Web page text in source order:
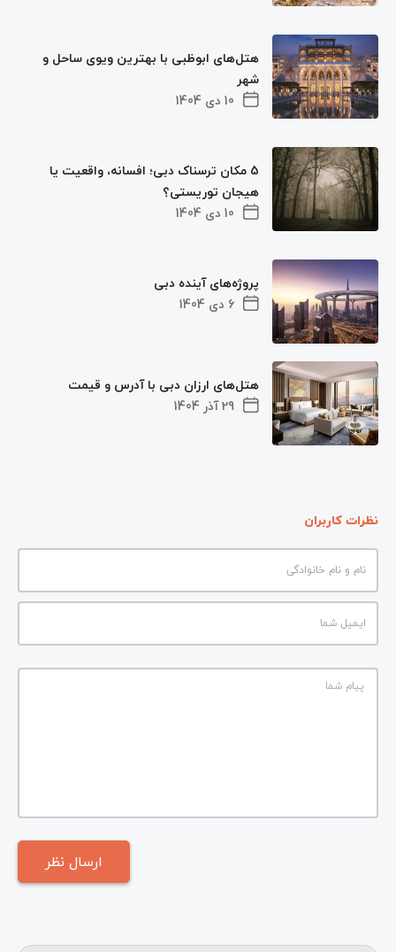
10 دی 1404
هتل‌های ابوظبی با بهترین ویوی ساحل و
شهر
10 دی 1404
5 مکان‌ ترسناک دبی؛ افسانه، واقعیت یا
هیجان توریستی؟
6 دی 1404
پروژه‌های آینده دبی
29 آذر 1404
هتل‌های ارزان دبی با آدرس و قیمت
نظرات کاربران